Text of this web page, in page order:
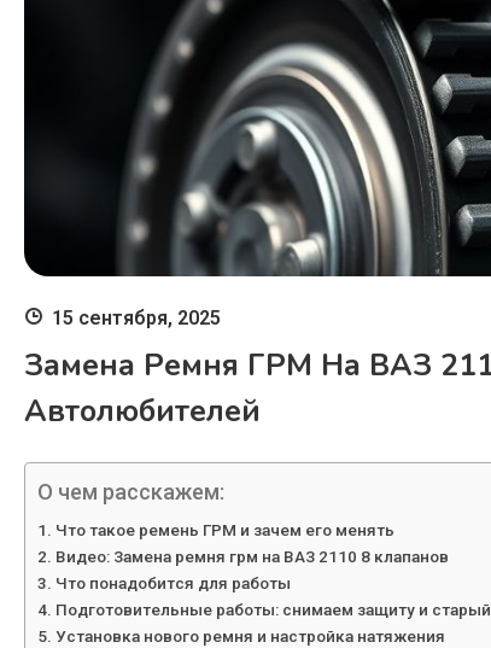
15 сентября, 2025
Замена Ремня ГРМ На ВАЗ
Автолюбителей
О чем расскажем:
Что такое ремень ГРМ и зачем его менять
Видео: Замена ремня грм на ВАЗ 2110 8 клапанов
Что понадобится для работы
Подготовительные работы: снимаем защиту и
Установка нового ремня и настройка натяжения